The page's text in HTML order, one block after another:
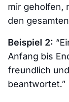
mir geholfen,
den
Beispiel 2:
Anfang bis
freundlich
beantwortet.”